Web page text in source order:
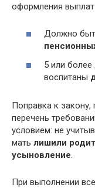
оформления
Должно
5 или
воспитаны
Поправка к
перечень
условием: не
мать лишили
усыновление.
При выполнении